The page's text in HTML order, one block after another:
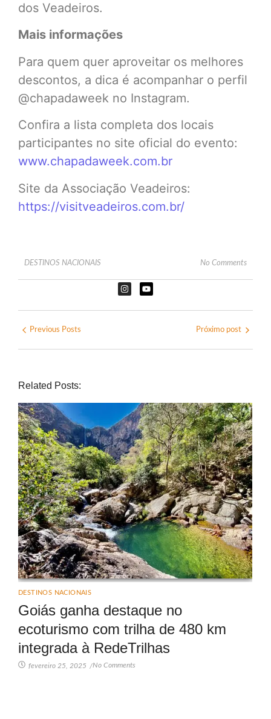
dos Veadeiros.
Mais informações
Para quem quer aproveitar os melhores
descontos, a dica é acompanhar o perfil
@chapadaweek no Instagram.
Confira a lista completa dos locais
participantes no site oficial do evento:
www.chapadaweek.com.br
Site da Associação Veadeiros:
https://visitveadeiros.com.br/
DESTINOS NACIONAIS No Comments
Previous Posts Próximo post
Related Posts:
DESTINOS NACIONAIS
Goiás ganha destaque no
ecoturismo com trilha de 480 km
integrada à RedeTrilhas
fevereiro 25, 2025 /No Comments